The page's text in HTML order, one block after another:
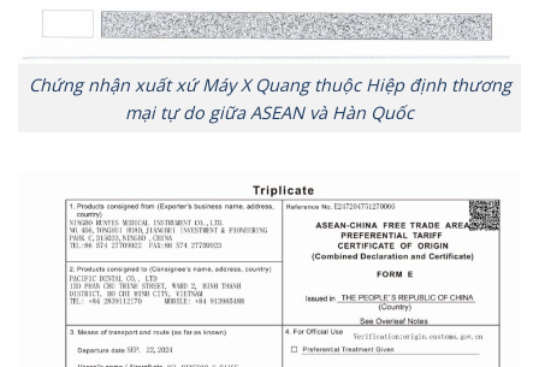
Chứng nhận xuất xứ Máy X Quang thuộc Hiệp định thương
mại tự do giữa ASEAN và Hàn Quốc